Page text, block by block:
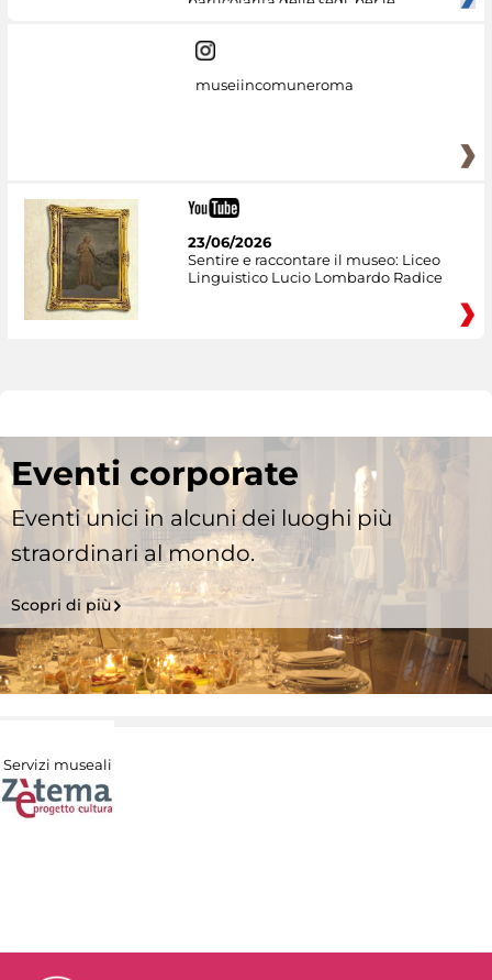
museiincomuneroma
23/06/2026
Sentire e raccontare il museo: Liceo
Linguistico Lucio Lombardo Radice
Eventi corporate
Eventi unici in alcuni dei luoghi più
straordinari al mondo.
Scopri di più
Servizi museali